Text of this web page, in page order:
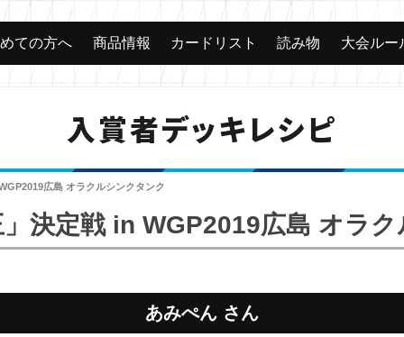
ての方へ 商品情報 カードリスト 読み物 大会ルー
入賞者デッキレシピ
広島 オラクルシンクタンク
決定戦 in WGP2019広島 オラ
あみぺん さん